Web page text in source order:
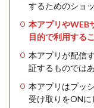
するためのショ
本アプリやWEB
目的で利用する
本アプリが配信
証するものでは
本アプリはプッ
受け取りをONに